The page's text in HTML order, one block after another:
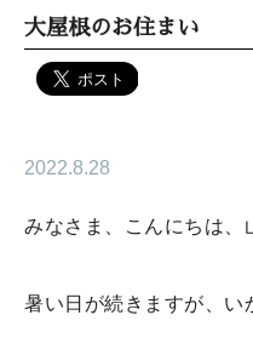
大屋根のお住まい
2022.8.28
みなさま、こんにちは、
暑い日が続きますが、い